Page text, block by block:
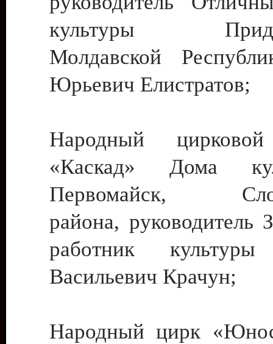
культуры
Молдавской
Юрьевич Елистратов;
Народный цирковой
«Каскад» Дома
Первомайск,
района, руководитель
работник культуры
Васильевич Крачун;
Народный цирк